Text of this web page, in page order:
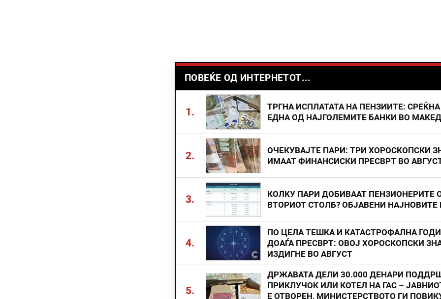
ПОВЕЌЕ ОД ИНТЕРНЕТОТ...
1.
ТРГНА ИСПЛАТАТА НА ПЕНЗИИТЕ:
ЕДНА ОД НАЈГОЛЕМИТЕ БАНКИ ВО
2.
ОЧЕКУВАЈТЕ ПАРИ: ТРИ ХОРОСКОПСКИ
ИМААТ ФИНАНСИСКИ ПРЕСВРТ ВО
3.
КОЛКУ ПАРИ ДОБИВААТ ПЕНЗИОНЕРИТЕ
ВТОРИОТ СТОЛБ? ОБЈАВЕНИ НАЈНОВИТЕ
4.
ПО ЦЕЛА ТЕШКА И КАТАСТРОФАЛНА
ДОАЃА ПРЕСВРТ: ОВОЈ ХОРОСКОПСКИ
ИЗДИГНЕ ВО АВГУСТ
5.
ДРЖАВАТА ДЕЛИ 30.000 ДЕНАРИ
ПРИКЛУЧОК ИЛИ КОТЕЛ НА ГАС –
Е ОТВОРЕН, МИНИСТЕРСТВОТО ГИ